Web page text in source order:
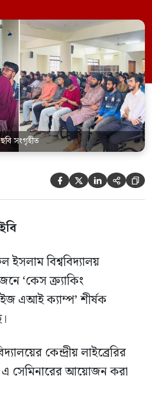
নবযুগ কনফারেন্স রুমে এ
করা হয়। এআই ক্যাম্পের
প্রধান আলোচক
রাইজের ডিজিটাল গ্রোথ
ইয়াসিন আরাফাত। […]
ছবি সংগৃহীত
    
বিশ্ববিদ্যালয়
‘কেস ক্র্যাকিং
এআই ক্যাম্প’ শীর্ষক
কেন্দ্রীয় লাইব্রেরির
সেমিনারের আয়োজন করা